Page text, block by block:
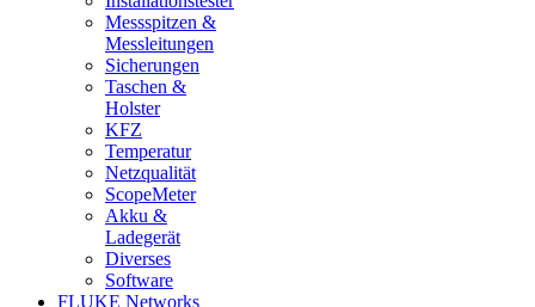
Messspitzen &
Messleitungen
Sicherungen
Taschen &
Holster
KFZ
Temperatur
Netzqualität
ScopeMeter
Akku &
Ladegerät
Diverses
Software
FLUKE Networks